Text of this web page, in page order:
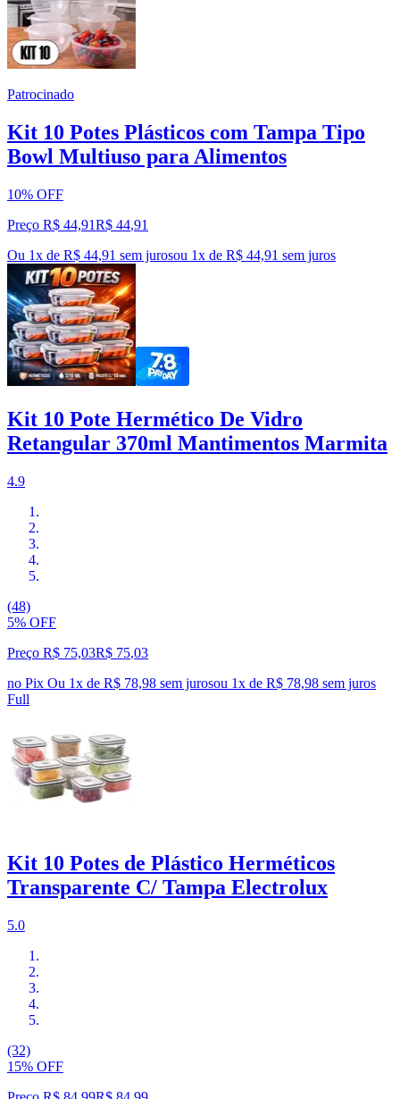
Patrocinado
Kit 10 Potes Plásticos com Tampa Tipo
Bowl Multiuso para Alimentos
10% OFF
Preço R$ 44,91R$ 44,91
Ou 1x de R$ 44,91 sem jurosou 1x de R$ 44,91 sem juros
Kit 10 Pote Hermético De Vidro
Retangular 370ml Mantimentos Marmita
4.9
(48)
5% OFF
Preço R$ 75,03R$ 75,03
no Pix Ou 1x de R$ 78,98 sem jurosou 1x de R$ 78,98 sem juros
Full
Kit 10 Potes de Plástico Herméticos
Transparente C/ Tampa Electrolux
5.0
(32)
15% OFF